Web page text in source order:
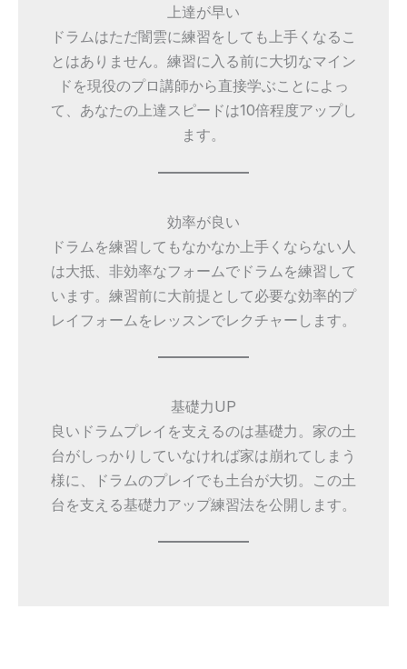
上達が早い
ドラムはただ闇雲に練習をしても上手くなるこ
とはありません。練習に入る前に大切なマイン
ドを現役のプロ講師から直接学ぶことによっ
て、あなたの上達スピードは10倍程度アップし
ます。
効率が良い
ドラムを練習してもなかなか上手くならない人
は大抵、非効率なフォームでドラムを練習して
います。練習前に大前提として必要な効率的プ
レイフォームをレッスンでレクチャーします。
基礎力UP
良いドラムプレイを支えるのは基礎力。家の土
台がしっかりしていなければ家は崩れてしまう
様に、ドラムのプレイでも土台が大切。この土
台を支える基礎力アップ練習法を公開します。